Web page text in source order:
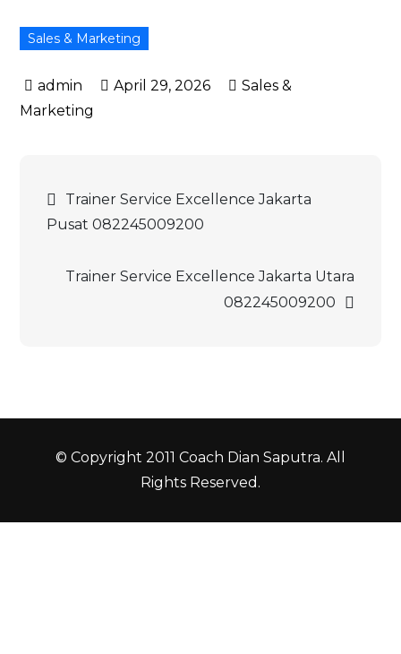
Sales & Marketing
April 29, 2026
Sales &
Marketing
Navigasi
pos
Trainer Service Excellence Jakarta
Pusat 082245009200
Trainer Service Excellence Jakarta Utara
082245009200
© Copyright 2011 Coach Dian Saputra. All
Rights Reserved.